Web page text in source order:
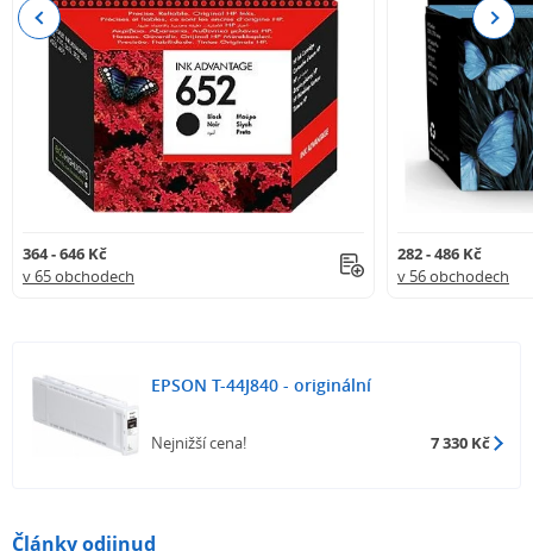
364 - 646 Kč
v 65 obchodech
282 - 486 Kč
v 56 obchodech
Previous Next
EPSON T-44J840 - originální
Nejnižší cena! 7 330 Kč
Články odjinud